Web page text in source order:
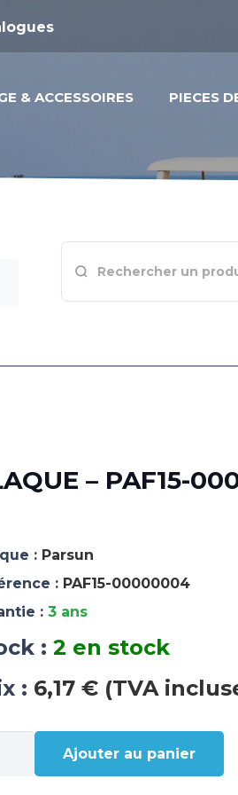
& ACCESSOIRES PIECES
– PAF15-
: Parsun
: PAF15-00000004
: 3 ans
: 2 en stock
: 6,17 € (TVA
Ajouter au panier